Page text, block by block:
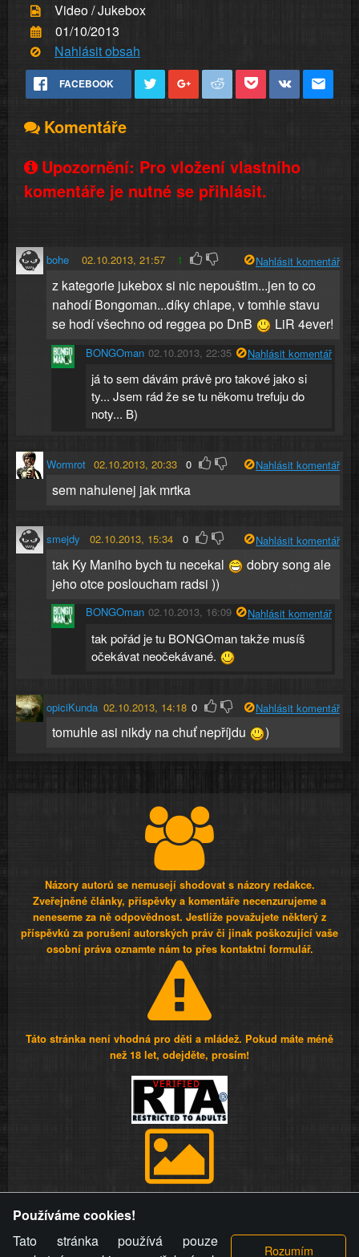
Video / Jukebox
01/10/2013
Nahlásit obsah
FACEBOOK
Komentáře
Upozornění: Pro vložení vlastního
komentáře je nutné se přihlásit.
bohe 02.10.2013, 21:57 1 Nahlásit komentář
z kategorie jukebox si nic nepouštim...jen to co
nahodí Bongoman...díky chlape, v tomhle stavu
se hodí všechno od reggea po DnB
LiR 4ever!
BONGOman 02.10.2013, 22:35 Nahlásit komentář
já to sem dávám právě pro takové jako si
ty... Jsem rád že se tu někomu trefuju do
noty... B)
Wormrot 02.10.2013, 20:33 0 Nahlásit komentář
sem nahulenej jak mrtka
smejdy 02.10.2013, 15:34 0 Nahlásit komentář
tak Ky Maniho bych tu necekal
dobry song ale
jeho otce posloucham radsi ))
BONGOman 02.10.2013, 16:09 Nahlásit komentář
tak pořád je tu BONGOman takže musíš
očekávat neočekávané.
opiciKunda 02.10.2013, 14:18 0 Nahlásit komentář
tomuhle asi nikdy na chuť nepříjdu )
Názory autorů se nemusejí shodovat s názory redakce.
Zveřejněné články, příspěvky a komentáře necenzurujeme a
neneseme za ně odpovědnost. Jestliže považujete některý z
příspěvků za porušení autorských práv či jinak poškozující vaše
osobní práva oznamte nám to přes kontaktní formulář.
Táto stránka není vhodná pro děti a mládež. Pokud máte méně
než 18 let, odejděte, prosím!
videa a komentáře. Osoba, které se toto opatření provozovatele
stránky týče, ani osoba, která umístila fotografii nebo video na
stránku, nemůže z důvodu odstranění fotografie, videa nebo
Používáme cookies!
Tato stránka používá pouze